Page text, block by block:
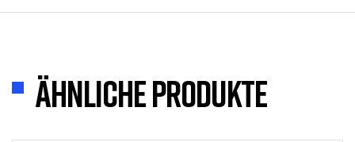
Ähnliche Produkte